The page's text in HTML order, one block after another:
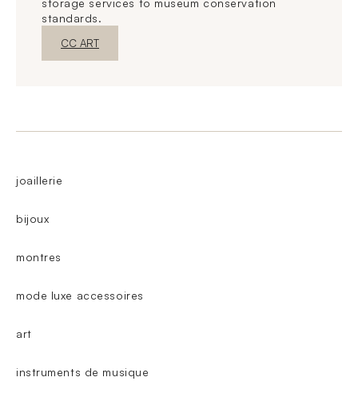
storage services to museum conservation
standards.
New WindowDiscover
CC ART
joaillerie
bijoux
montres
mode luxe accessoires
art
instruments de musique